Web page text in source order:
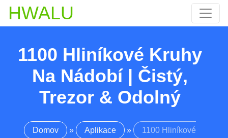
HWALU
1100 Hliníkové Kruhy
Na Nádobí | Čistý,
Trezor & Odolný
Domov » Aplikace » 1100 Hliníkové